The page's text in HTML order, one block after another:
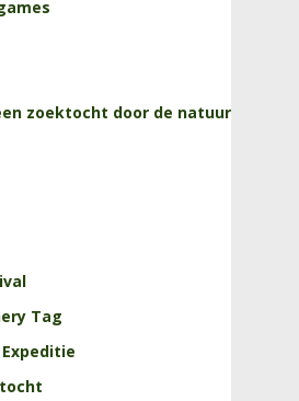
Outdoor
zoektocht door de natuur
Tag